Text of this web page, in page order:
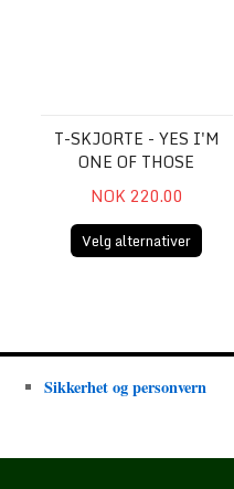
T-SKJORTE - YES I'M
ONE OF THOSE
NOK 220.00
Velg alternativer
Sikkerhet og personvern